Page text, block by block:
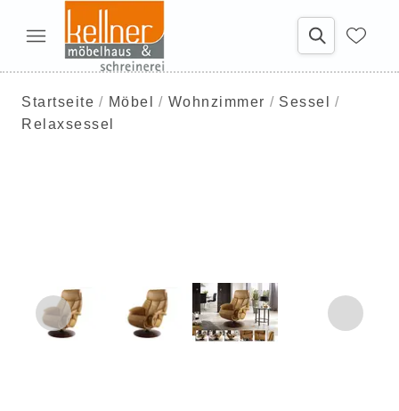
Startseite Möbel Wohnzimmer
Sessel
Relaxsessel